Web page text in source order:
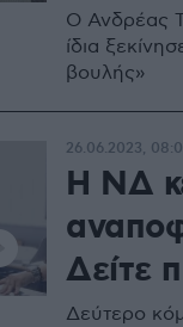
O Ανδρέας
ίδια
βουλής»
Η ΝΔ
Δείτε
Δεύτερο
26.06.2023,